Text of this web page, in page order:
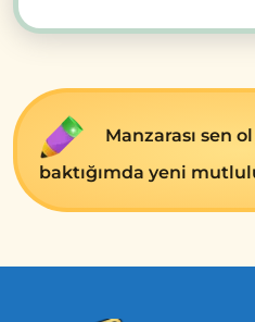
Manzarası sen
baktığımda yeni